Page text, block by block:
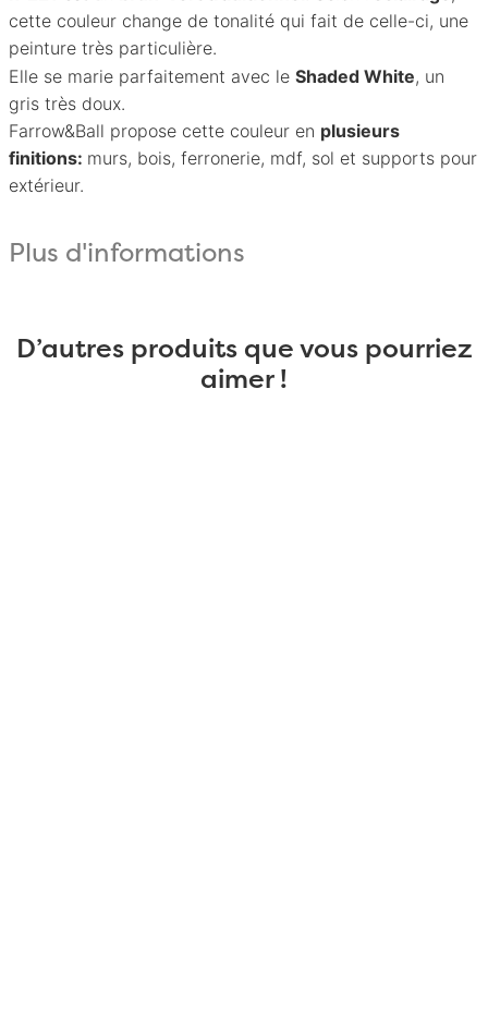
cette couleur change de tonalité qui fait de celle-ci, une
peinture très particulière.
Elle se marie parfaitement avec le Shaded White, un
gris très doux.
Farrow&Ball propose cette couleur en plusieurs
finitions: murs, bois, ferronerie, mdf, sol et supports pour
extérieur.
Plus d'informations
D’autres produits que vous pourriez
aimer !